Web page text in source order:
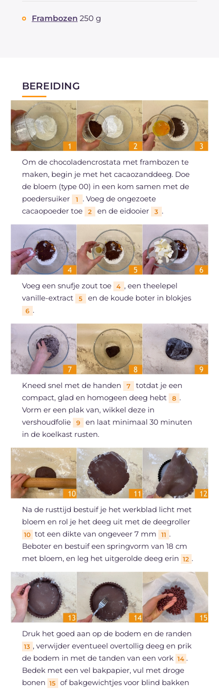
Frambozen 250 g
BEREIDING
Om de chocoladencrostata met frambozen te
maken, begin je met het cacaozanddeeg. Doe
de bloem (type 00) in een kom samen met de
poedersuiker
1
. Voeg de ongezoete
cacaopoeder toe
2 en de eidooier 3 .
Voeg een snufje zout toe 4 , een theelepel
vanille-extract
5 en de koude boter in blokjes
6 .
Kneed snel met de handen 7
totdat je een
compact, glad en homogeen deeg hebt
8 .
Vorm er een plak van, wikkel deze in
vershoudfolie
9
en laat minimaal 30 minuten
in de koelkast rusten.
Na de rusttijd bestuif je het werkblad licht met
bloem en rol je het deeg uit met de deegroller
10 tot een dikte van ongeveer 7 mm 11 .
Beboter en bestuif een springvorm van 18 cm
met bloem, en leg het uitgerolde deeg erin 12 .
Druk het goed aan op de bodem en de randen
13 , verwijder eventueel overtollig deeg en prik
de bodem in met de tanden van een vork 14 .
Bedek met een vel bakpapier, vul met droge
bonen 15 of bakgewichtjes voor blind bakken